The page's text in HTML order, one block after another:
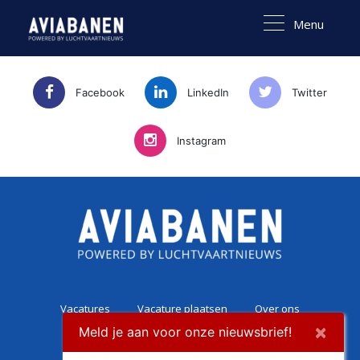
Menu
Facebook LinkedIn Twitter
Instagram
Vacatures Vacature plaatsen
Over ons
Career Experience
Contact
Meld je aan voor onze nieuwsbrief! ×